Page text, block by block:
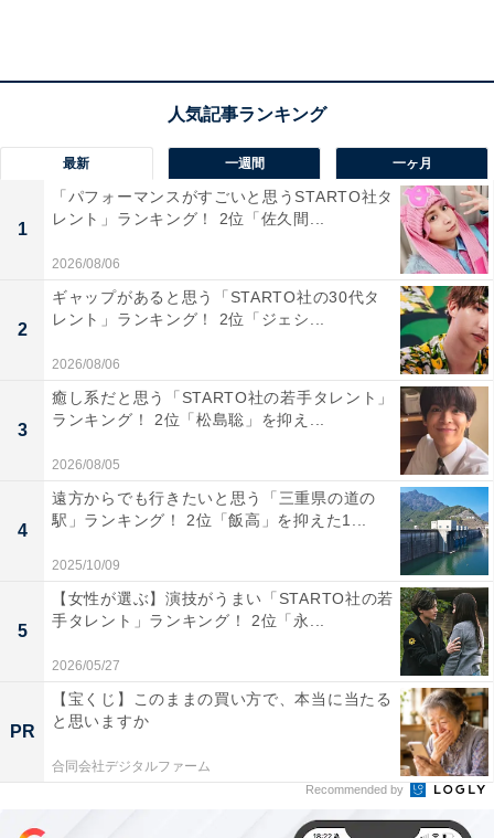
2位：はじめしゃちょー
最新 一週間 一ヶ月
1
「パフォーマンスがすごいと思うSTARTO社タ
レント」ランキング！ 2位「佐久間...
2026/08/06
2
ギャップがあると思う「STARTO社の30代タ
レント」ランキング！ 2位「ジェシ...
2026/08/06
3
癒し系だと思う「STARTO社の若手タレント」
ランキング！ 2位「松島聡」を抑え...
2026/08/05
4
遠方からでも行きたいと思う「三重県の道の
駅」ランキング！ 2位「飯高」を抑えた1...
2025/10/09
5
【女性が選ぶ】演技がうまい「STARTO社の若
手タレント」ランキング！ 2位「永...
2026/05/27
PR
【宝くじ】このままの買い方で、本当に当たる
と思いますか
合同会社デジタルファーム
Recommended by